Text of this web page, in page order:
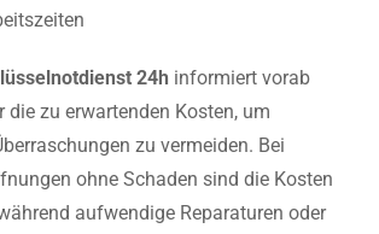
24h informiert vorab
die zu erwartenden Kosten, um
zu vermeiden. Bei
ohne Schaden sind die Kosten
aufwendige Reparaturen oder